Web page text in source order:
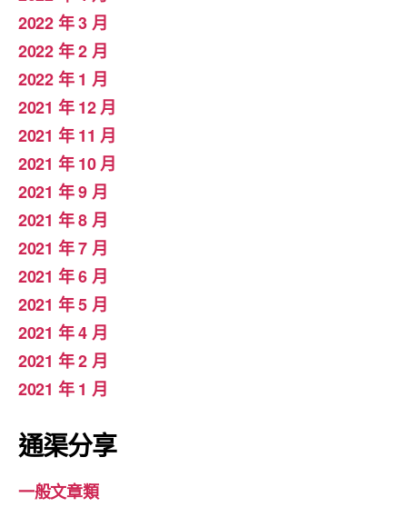
2022 年 3 月
2022 年 2 月
2022 年 1 月
2021 年 12 月
2021 年 11 月
2021 年 10 月
2021 年 9 月
2021 年 8 月
2021 年 7 月
2021 年 6 月
2021 年 5 月
2021 年 4 月
2021 年 2 月
2021 年 1 月
通渠分享
一般文章類